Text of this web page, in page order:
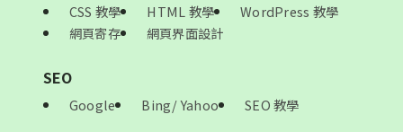
CSS 教學 HTML 教學
WordPress 教學
網頁寄存
網頁界面設計
SEO
Google Bing/ Yahoo SEO 教學